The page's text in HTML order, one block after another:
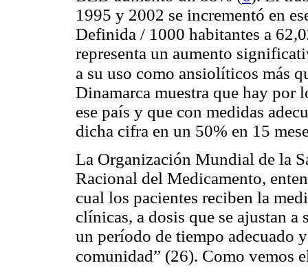
1995 y 2002 se incrementó en
Definida / 1000 habitantes a
representa un aumento
a su uso como ansiolíticos más
Dinamarca muestra que hay por
ese país y que con medidas
dicha cifra en un 50% en 15
La Organización Mundial de la
Racional del Medicamento,
cual los pacientes reciben la
clínicas, a dosis que se ajustan
un período de tiempo adecuado
comunidad” (26). Como vemos